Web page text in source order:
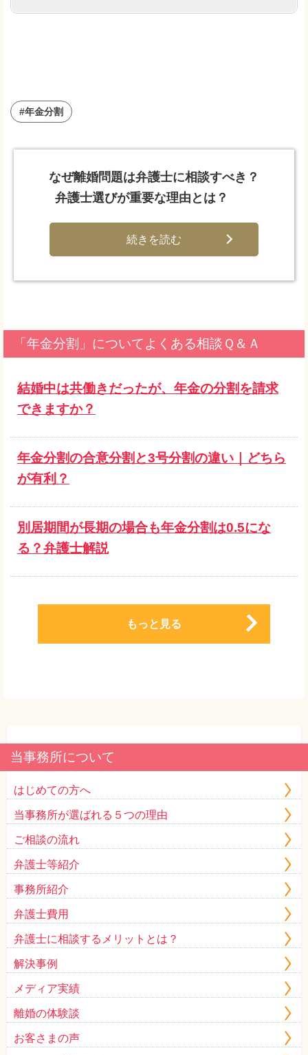
#年金分割
なぜ離婚問題は弁護士に相談すべき？
弁護士選びが重要な理由とは？
続きを読む
「年金分割」についてよくある相談Ｑ＆Ａ
結婚中は共働きだったが、年金の分割を請求
できますか？
年金分割の合意分割と3号分割の違い｜どちら
が有利？
別居期間が長期の場合も年金分割は0.5にな
る？弁護士解説
もっと見る
当事務所について
はじめての方へ
当事務所が選ばれる５つの理由
ご相談の流れ
弁護士等紹介
事務所紹介
弁護士費用
弁護士に相談するメリットとは？
解決事例
メディア実績
離婚の体験談
お客さまの声